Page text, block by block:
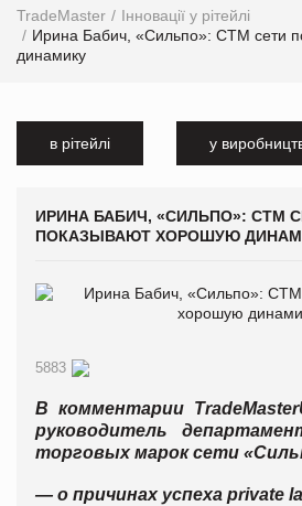
TradeMaster
Інновації у рітейлі
Ирина Бабич, «Сильпо»: СТМ сети
динамику
в рітейлі у
ИРИНА БАБИЧ, «СИЛЬПО»: СТМ
ПОКАЗЫВАЮТ ХОРОШУЮ
5883
В комментарии
руководитель
торговых мароксети
— о причинах успеха private